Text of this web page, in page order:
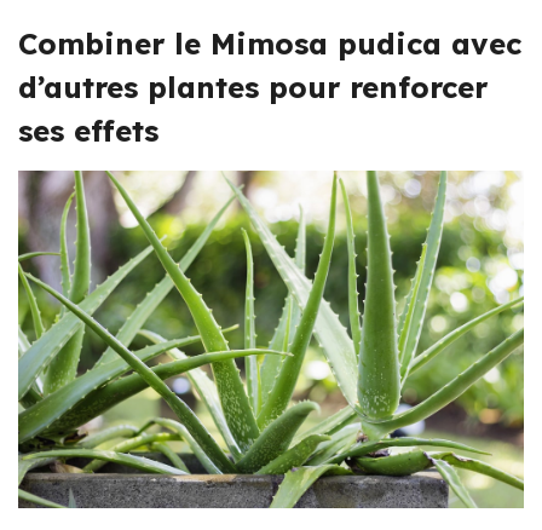
Combiner le Mimosa pudica avec
d’autres plantes pour renforcer
ses effets